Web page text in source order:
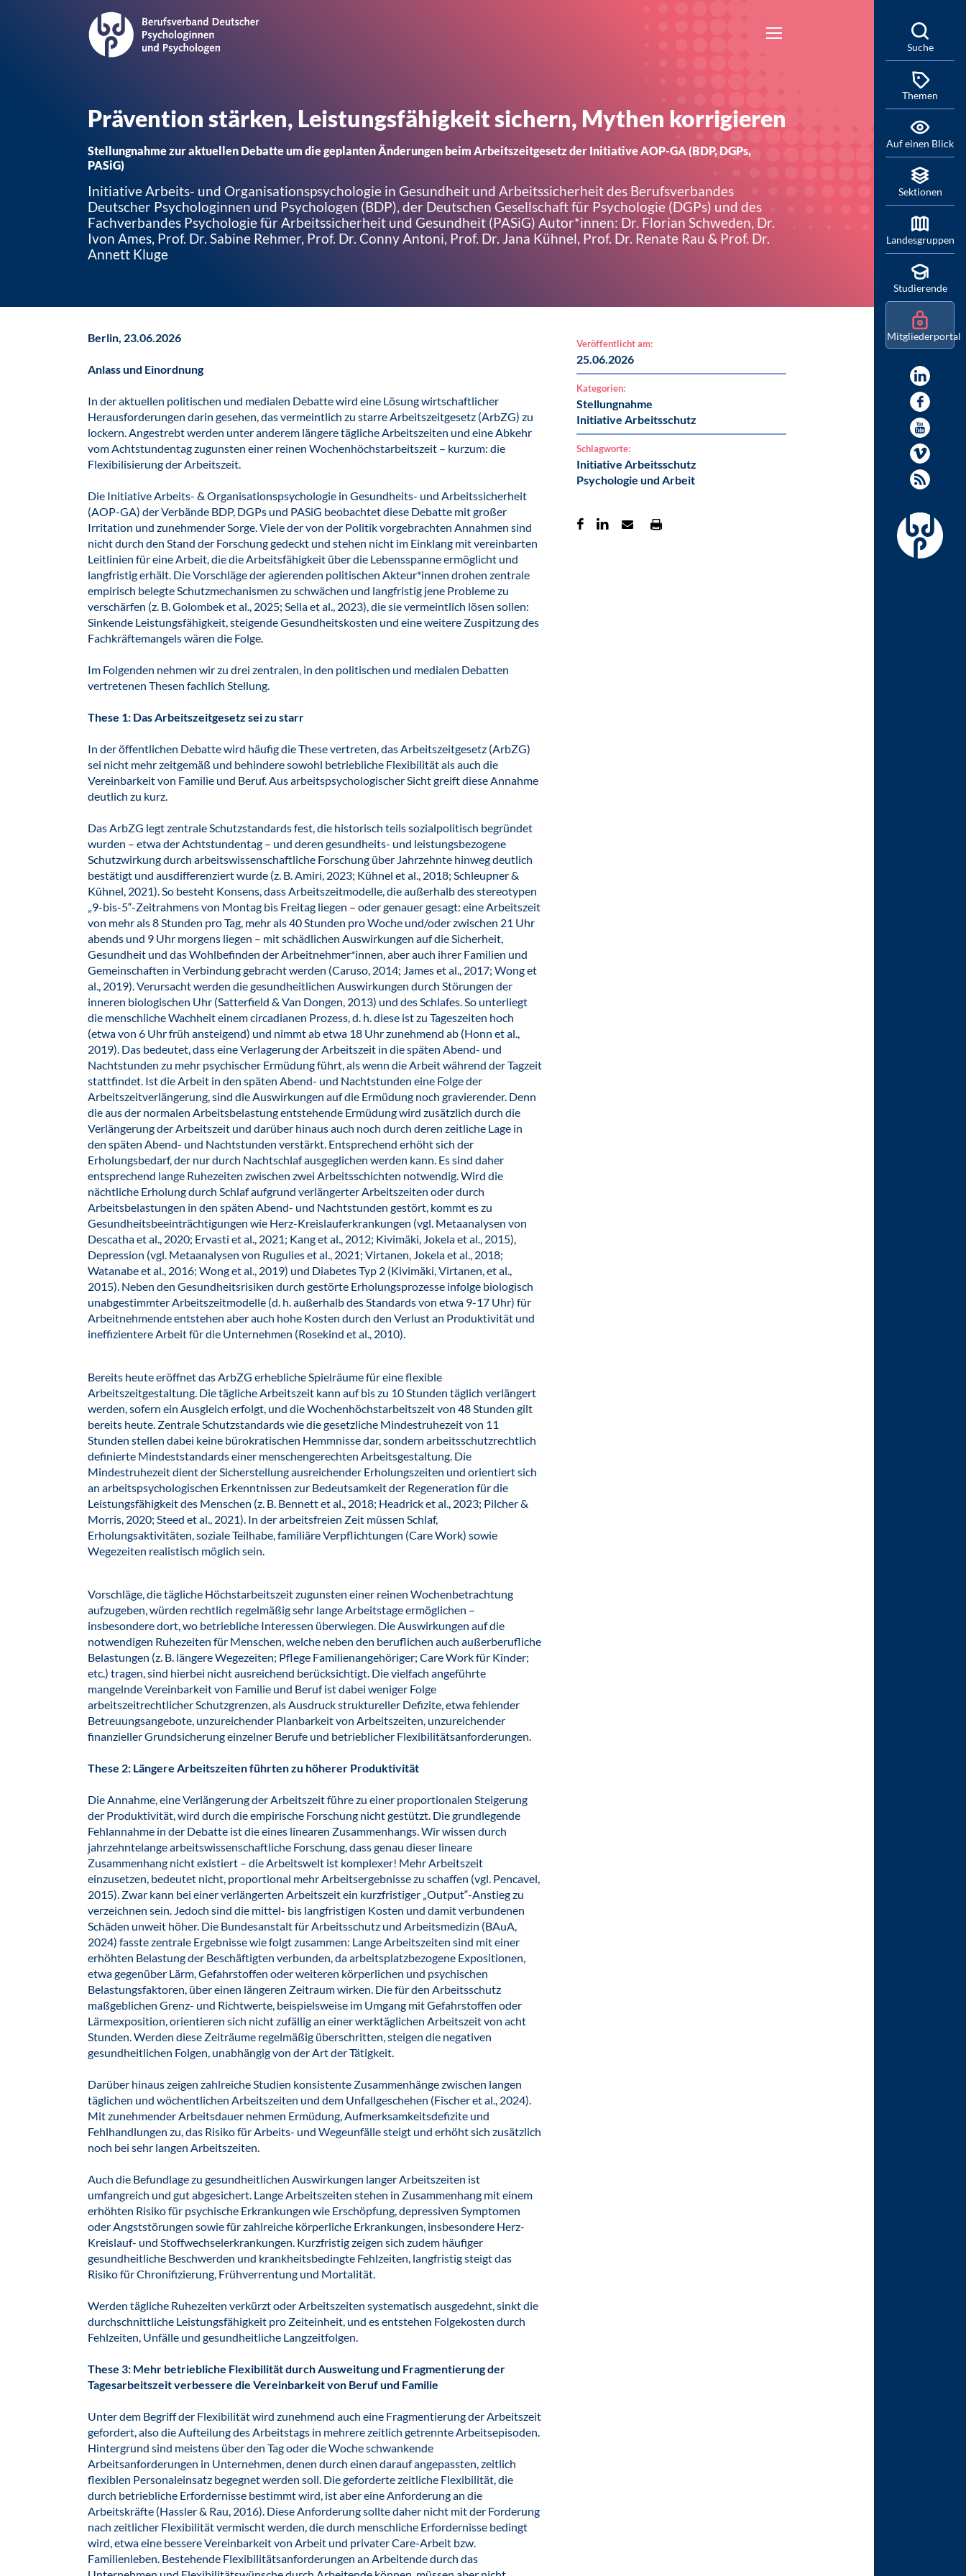
Prävention stärken, Leistungsfähigkeit sichern, Mythen korrigieren
Stellungnahme zur aktuellen Debatte um die geplanten Änderungen beim Arbeitszeitgesetz der Initiative AOP-GA (BDP, DGPs,
PASiG)
Initiative Arbeits- und Organisationspsychologie in Gesundheit und Arbeitssicherheit des Berufsverbandes
Deutscher Psychologinnen und Psychologen (BDP), der Deutschen Gesellschaft für Psychologie (DGPs) und des
Fachverbandes Psychologie für Arbeitssicherheit und Gesundheit (PASiG) Autor*innen: Dr. Florian Schweden, Dr.
Ivon Ames, Prof. Dr. Sabine Rehmer, Prof. Dr. Conny Antoni, Prof. Dr. Jana Kühnel, Prof. Dr. Renate Rau & Prof. Dr.
Annett Kluge
Berlin, 23.06.2026
Anlass und Einordnung
In der aktuellen politischen und medialen Debatte wird eine Lösung wirtschaftlicher
Herausforderungen darin gesehen, das vermeintlich zu starre Arbeitszeitgesetz (ArbZG) zu
lockern. Angestrebt werden unter anderem längere tägliche Arbeitszeiten und eine Abkehr
vom Achtstundentag zugunsten einer reinen Wochenhöchstarbeitszeit – kurzum: die
Flexibilisierung der Arbeitszeit.
Die Initiative Arbeits- & Organisationspsychologie in Gesundheits- und Arbeitssicherheit
(AOP-GA) der Verbände BDP, DGPs und PASiG beobachtet diese Debatte mit großer
Irritation und zunehmender Sorge. Viele der von der Politik vorgebrachten Annahmen sind
nicht durch den Stand der Forschung gedeckt und stehen nicht im Einklang mit vereinbarten
Leitlinien für eine Arbeit, die die Arbeitsfähigkeit über die Lebensspanne ermöglicht und
langfristig erhält. Die Vorschläge der agierenden politischen Akteur*innen drohen zentrale
empirisch belegte Schutzmechanismen zu schwächen und langfristig jene Probleme zu
verschärfen (z. B. Golombek et al., 2025; Sella et al., 2023), die sie vermeintlich lösen sollen:
Sinkende Leistungsfähigkeit, steigende Gesundheitskosten und eine weitere Zuspitzung des
Fachkräftemangels wären die Folge.
Im Folgenden nehmen wir zu drei zentralen, in den politischen und medialen Debatten
vertretenen Thesen fachlich Stellung.
These 1: Das Arbeitszeitgesetz sei zu starr
In der öffentlichen Debatte wird häufig die These vertreten, das Arbeitszeitgesetz (ArbZG)
sei nicht mehr zeitgemäß und behindere sowohl betriebliche Flexibilität als auch die
Vereinbarkeit von Familie und Beruf. Aus arbeitspsychologischer Sicht greift diese Annahme
deutlich zu kurz.
Das ArbZG legt zentrale Schutzstandards fest, die historisch teils sozialpolitisch begründet
wurden – etwa der Achtstundentag – und deren gesundheits- und leistungsbezogene
Schutzwirkung durch arbeitswissenschaftliche Forschung über Jahrzehnte hinweg deutlich
bestätigt und ausdifferenziert wurde (z. B. Amiri, 2023; Kühnel et al., 2018; Schleupner &
Kühnel, 2021). So besteht Konsens, dass Arbeitszeitmodelle, die außerhalb des stereotypen
„9-bis-5“-Zeitrahmens von Montag bis Freitag liegen – oder genauer gesagt: eine Arbeitszeit
von mehr als 8 Stunden pro Tag, mehr als 40 Stunden pro Woche und/oder zwischen 21 Uhr
abends und 9 Uhr morgens liegen – mit schädlichen Auswirkungen auf die Sicherheit,
Gesundheit und das Wohlbefinden der Arbeitnehmer*innen, aber auch ihrer Familien und
Gemeinschaften in Verbindung gebracht werden (Caruso, 2014; James et al., 2017; Wong et
al., 2019). Verursacht werden die gesundheitlichen Auswirkungen durch Störungen der
inneren biologischen Uhr (Satterfield & Van Dongen, 2013) und des Schlafes. So unterliegt
die menschliche Wachheit einem circadianen Prozess, d. h. diese ist zu Tageszeiten hoch
(etwa von 6 Uhr früh ansteigend) und nimmt ab etwa 18 Uhr zunehmend ab (Honn et al.,
2019). Das bedeutet, dass eine Verlagerung der Arbeitszeit in die späten Abend- und
Nachtstunden zu mehr psychischer Ermüdung führt, als wenn die Arbeit während der Tagzeit
stattfindet. Ist die Arbeit in den späten Abend- und Nachtstunden eine Folge der
Arbeitszeitverlängerung, sind die Auswirkungen auf die Ermüdung noch gravierender. Denn
die aus der normalen Arbeitsbelastung entstehende Ermüdung wird zusätzlich durch die
Verlängerung der Arbeitszeit und darüber hinaus auch noch durch deren zeitliche Lage in
den späten Abend- und Nachtstunden verstärkt. Entsprechend erhöht sich der
Erholungsbedarf, der nur durch Nachtschlaf ausgeglichen werden kann. Es sind daher
entsprechend lange Ruhezeiten zwischen zwei Arbeitsschichten notwendig. Wird die
nächtliche Erholung durch Schlaf aufgrund verlängerter Arbeitszeiten oder durch
Arbeitsbelastungen in den späten Abend- und Nachtstunden gestört, kommt es zu
Gesundheitsbeeinträchtigungen wie Herz-Kreislauferkrankungen (vgl. Metaanalysen von
Descatha et al., 2020; Ervasti et al., 2021; Kang et al., 2012; Kivimäki, Jokela et al., 2015),
Depression (vgl. Metaanalysen von Rugulies et al., 2021; Virtanen, Jokela et al., 2018;
Watanabe et al., 2016; Wong et al., 2019) und Diabetes Typ 2 (Kivimäki, Virtanen, et al.,
2015). Neben den Gesundheitsrisiken durch gestörte Erholungsprozesse infolge biologisch
unabgestimmter Arbeitszeitmodelle (d. h. außerhalb des Standards von etwa 9-17 Uhr) für
Arbeitnehmende entstehen aber auch hohe Kosten durch den Verlust an Produktivität und
ineffizientere Arbeit für die Unternehmen (Rosekind et al., 2010).
Bereits heute eröffnet das ArbZG erhebliche Spielräume für eine flexible
Arbeitszeitgestaltung. Die tägliche Arbeitszeit kann auf bis zu 10 Stunden täglich verlängert
werden, sofern ein Ausgleich erfolgt, und die Wochenhöchstarbeitszeit von 48 Stunden gilt
bereits heute. Zentrale Schutzstandards wie die gesetzliche Mindestruhezeit von 11
Stunden stellen dabei keine bürokratischen Hemmnisse dar, sondern arbeitsschutzrechtlich
definierte Mindeststandards einer menschengerechten Arbeitsgestaltung. Die
Mindestruhezeit dient der Sicherstellung ausreichender Erholungszeiten und orientiert sich
an arbeitspsychologischen Erkenntnissen zur Bedeutsamkeit der Regeneration für die
Leistungsfähigkeit des Menschen (z. B. Bennett et al., 2018; Headrick et al., 2023; Pilcher &
Morris, 2020; Steed et al., 2021). In der arbeitsfreien Zeit müssen Schlaf,
Erholungsaktivitäten, soziale Teilhabe, familiäre Verpflichtungen (Care Work) sowie
Wegezeiten realistisch möglich sein.
Vorschläge, die tägliche Höchstarbeitszeit zugunsten einer reinen Wochenbetrachtung
aufzugeben, würden rechtlich regelmäßig sehr lange Arbeitstage ermöglichen –
insbesondere dort, wo betriebliche Interessen überwiegen. Die Auswirkungen auf die
notwendigen Ruhezeiten für Menschen, welche neben den beruflichen auch außerberufliche
Belastungen (z. B. längere Wegezeiten; Pflege Familienangehöriger; Care Work für Kinder;
etc.) tragen, sind hierbei nicht ausreichend berücksichtigt. Die vielfach angeführte
mangelnde Vereinbarkeit von Familie und Beruf ist dabei weniger Folge
arbeitszeitrechtlicher Schutzgrenzen, als Ausdruck struktureller Defizite, etwa fehlender
Betreuungsangebote, unzureichender Planbarkeit von Arbeitszeiten, unzureichender
finanzieller Grundsicherung einzelner Berufe und betrieblicher Flexibilitätsanforderungen.
These 2: Längere Arbeitszeiten führten zu höherer Produktivität
Die Annahme, eine Verlängerung der Arbeitszeit führe zu einer proportionalen Steigerung
der Produktivität, wird durch die empirische Forschung nicht gestützt. Die grundlegende
Fehlannahme in der Debatte ist die eines linearen Zusammenhangs. Wir wissen durch
jahrzehntelange arbeitswissenschaftliche Forschung, dass genau dieser lineare
Zusammenhang nicht existiert – die Arbeitswelt ist komplexer! Mehr Arbeitszeit
einzusetzen, bedeutet nicht, proportional mehr Arbeitsergebnisse zu schaffen (vgl. Pencavel,
2015). Zwar kann bei einer verlängerten Arbeitszeit ein kurzfristiger „Output“-Anstieg zu
verzeichnen sein. Jedoch sind die mittel- bis langfristigen Kosten und damit verbundenen
Schäden unweit höher. Die Bundesanstalt für Arbeitsschutz und Arbeitsmedizin (BAuA,
2024) fasste zentrale Ergebnisse wie folgt zusammen: Lange Arbeitszeiten sind mit einer
erhöhten Belastung der Beschäftigten verbunden, da arbeitsplatzbezogene Expositionen,
etwa gegenüber Lärm, Gefahrstoffen oder weiteren körperlichen und psychischen
Belastungsfaktoren, über einen längeren Zeitraum wirken. Die für den Arbeitsschutz
maßgeblichen Grenz- und Richtwerte, beispielsweise im Umgang mit Gefahrstoffen oder
Lärmexposition, orientieren sich nicht zufällig an einer werktäglichen Arbeitszeit von acht
Stunden. Werden diese Zeiträume regelmäßig überschritten, steigen die negativen
gesundheitlichen Folgen, unabhängig von der Art der Tätigkeit.
Darüber hinaus zeigen zahlreiche Studien konsistente Zusammenhänge zwischen langen
täglichen und wöchentlichen Arbeitszeiten und dem Unfallgeschehen (Fischer et al., 2024).
Mit zunehmender Arbeitsdauer nehmen Ermüdung, Aufmerksamkeitsdefizite und
Fehlhandlungen zu, das Risiko für Arbeits- und Wegeunfälle steigt und erhöht sich zusätzlich
noch bei sehr langen Arbeitszeiten.
Auch die Befundlage zu gesundheitlichen Auswirkungen langer Arbeitszeiten ist
umfangreich und gut abgesichert. Lange Arbeitszeiten stehen in Zusammenhang mit einem
erhöhten Risiko für psychische Erkrankungen wie Erschöpfung, depressiven Symptomen
oder Angststörungen sowie für zahlreiche körperliche Erkrankungen, insbesondere Herz-
Kreislauf- und Stoffwechselerkrankungen. Kurzfristig zeigen sich zudem häufiger
gesundheitliche Beschwerden und krankheitsbedingte Fehlzeiten, langfristig steigt das
Risiko für Chronifizierung, Frühverrentung und Mortalität.
Werden tägliche Ruhezeiten verkürzt oder Arbeitszeiten systematisch ausgedehnt, sinkt die
durchschnittliche Leistungsfähigkeit pro Zeiteinheit, und es entstehen Folgekosten durch
Fehlzeiten, Unfälle und gesundheitliche Langzeitfolgen.
These 3: Mehr betriebliche Flexibilität durch Ausweitung und Fragmentierung der
Tagesarbeitszeit verbessere die Vereinbarkeit von Beruf und Familie
Unter dem Begriff der Flexibilität wird zunehmend auch eine Fragmentierung der Arbeitszeit
gefordert, also die Aufteilung des Arbeitstags in mehrere zeitlich getrennte Arbeitsepisoden.
Hintergrund sind meistens über den Tag oder die Woche schwankende
Arbeitsanforderungen in Unternehmen, denen durch einen darauf angepassten, zeitlich
flexiblen Personaleinsatz begegnet werden soll. Die geforderte zeitliche Flexibilität, die
durch betriebliche Erfordernisse bestimmt wird, ist aber eine Anforderung an die
Arbeitskräfte (Hassler & Rau, 2016). Diese Anforderung sollte daher nicht mit der Forderung
nach zeitlicher Flexibilität vermischt werden, die durch menschliche Erfordernisse bedingt
wird, etwa eine bessere Vereinbarkeit von Arbeit und privater Care-Arbeit bzw.
Familienleben. Bestehende Flexibilitätsanforderungen an Arbeitende durch das
Veröffentlicht am:
25.06.2026
Kategorien:
Stellungnahme
Initiative Arbeitsschutz
Schlagworte:
Initiative Arbeitsschutz
Psychologie und Arbeit
Suche
Themen
Auf einen Blick
Sektionen
Landesgruppen
Studierende
Mitgliederportal